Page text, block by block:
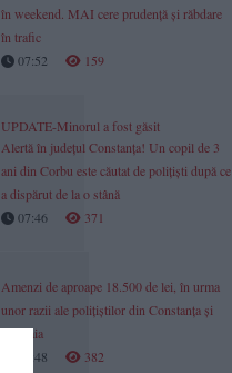
în weekend. MAI cere prudență și răbdare
în trafic
07:52
159
UPDATE-Minorul a fost găsit
Alertă în județul Constanța! Un copil de 3
ani din Corbu este căutat de polițiști după ce
a dispărut de la o stână
07:46
371
Amenzi de aproape 18.500 de lei, în urma
unor razii ale polițiștilor din Constanța și
Mamaia
21:48
382